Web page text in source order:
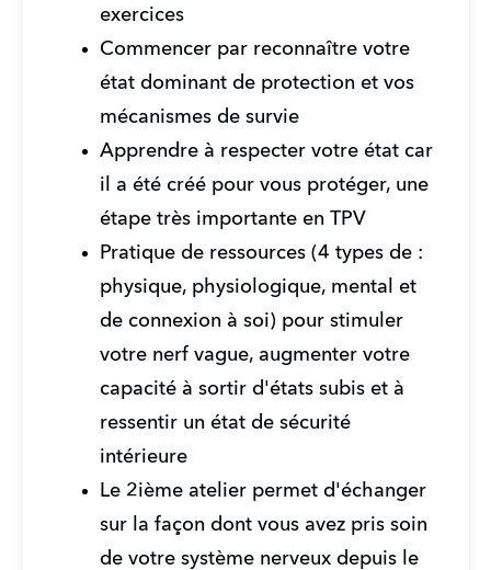
exercices
Commencer par reconnaître votre
état dominant de protection et vos
mécanismes de survie
Apprendre à respecter votre état car
il a été créé pour vous protéger, une
étape très importante en TPV
Pratique de ressources (4 types de :
physique, physiologique, mental et
de connexion à soi) pour stimuler
votre nerf vague, augmenter votre
capacité à sortir d'états subis et à
ressentir un état de sécurité
intérieure
Le 2ième atelier permet d'échanger
sur la façon dont vous avez pris soin
de votre système nerveux depuis le